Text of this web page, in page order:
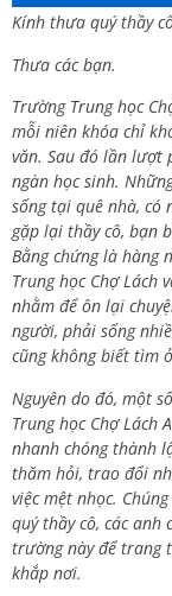
Kính thưa quý thầy
Thưa các bạn.
Trường Trung học
mỗi niên khóa chỉ
văn. Sau đó lần lượt
ngàn học sinh.
sống tại quê nhà, có
gặp lại thầy cô, bạn
Bằng chứng là hàng
Trung học Chợ Lách
nhằm để ôn lại
người, phải sống
cũng không biết tìm
Nguyên do đó, một
Trung học Chợ Lách
nhanh chóng thành
thăm hỏi, trao đổi
việc mệt nhọc.
quý thầy cô, các
trường này để trang
khắp nơi.